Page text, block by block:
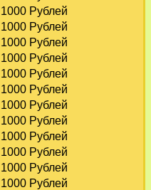
1000 Рублей
1000 Рублей
1000 Рублей
1000 Рублей
1000 Рублей
1000 Рублей
1000 Рублей
1000 Рублей
1000 Рублей
1000 Рублей
1000 Рублей
1000 Рублей